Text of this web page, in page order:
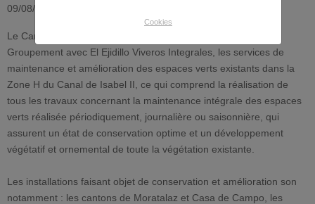
Cookies
09/08/2024
Le Canal de Isabel II a attribué à SANJOSE Contructora, en
Groupement avec El Ejidillo Viveros Integrales, les services de
maintenance et amélioration des espaces verts existants dans la
Zone H du Canal de Isabel II, ce qui comprend la réalisation de
tous les travaux concernant la maintenance intégrale des espaces
verts réalisée périodiquement, journalière ou saisonnière, qui
assurent un état de conservation optime et un développement
végétatif et ornemental de toute la végétation existante.
Les installations faisant objet de conservation et amélioration son
notamment : les cantons de Moratalaz et Casa de Campo, les